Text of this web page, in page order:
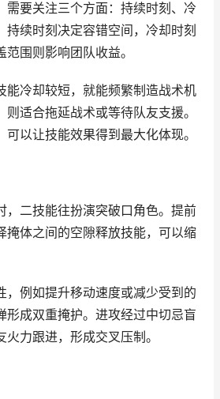
需要关注三个方面：持续时刻、冷
持续时刻决定容错空间，冷却时刻
围则影响团队收益。
能冷却较短，就能频繁制造战术机
适合拖延战术或等待队友支援。
以让技能效果得到最大化体现。
，二技能往扮演突破口角色。提前
掩体之间的空隙释放技能，可以缩
，例如提升移动速度或减少受到的
形成双重掩护。进攻经过中切忌盲
力跟进，形成交叉压制。